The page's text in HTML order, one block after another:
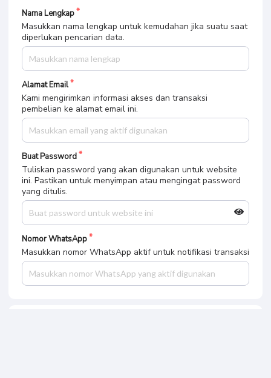
Nama Lengkap
Masukkan nama lengkap untuk kemudahan jika suatu saat
diperlukan pencarian data.
Alamat Email
Kami mengirimkan informasi akses dan transaksi
pembelian ke alamat email ini.
Buat Password
Tuliskan password yang akan digunakan untuk website
ini. Pastikan untuk menyimpan atau mengingat password
yang ditulis.
Nomor WhatsApp
Masukkan nomor WhatsApp aktif untuk notifikasi transaksi